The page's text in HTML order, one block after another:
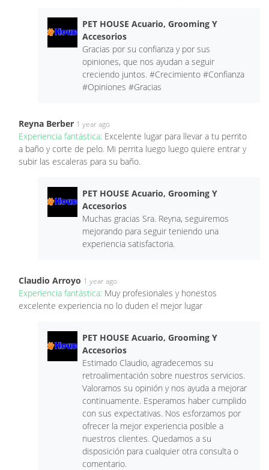
PET HOUSE Acuario, Grooming Y
Accesorios
Gracias por su confianza y por sus
opiniones, que nos ayudan a seguir
creciendo juntos. #Crecimiento #Confianza
#Opiniones #Gracias
Reyna Berber 1 year ago
Experiencia fantástica: Excelente lugar para llevar a tu perrito
a baño y corte de pelo. Mi perrita luego luego quiere entrar y
subir las escaleras para su baño.
PET HOUSE Acuario, Grooming Y
Accesorios
Muchas gracias Sra. Reyna, seguiremos
mejorando para seguir teniendo una
experiencia satisfactoria.
Claudio Arroyo 1 year ago
Experiencia fantástica: Muy profesionales y honestos
excelente experiencia no lo duden el mejor lugar
PET HOUSE Acuario, Grooming Y
Accesorios
Estimado Claudio, agradecemos su
retroalimentación sobre nuestros servicios.
Valoramos su opinión y nos ayuda a mejorar
continuamente. Esperamos haber cumplido
con sus expectativas. Nos esforzamos por
ofrecer la mejor experiencia posible a
nuestros clientes. Quedamos a su
disposición para cualquier otra consulta o
comentario.